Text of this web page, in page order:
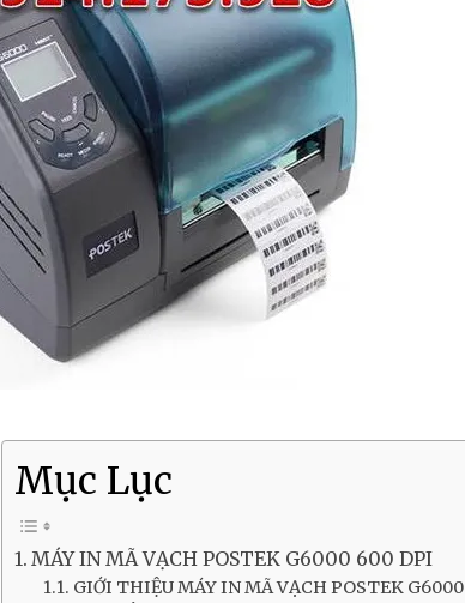
Mục Lục
MÁY IN MÃ VẠCH POSTEK G6000 600 DPI
GIỚI THIỆU MÁY IN MÃ VẠCH POSTEK G6000